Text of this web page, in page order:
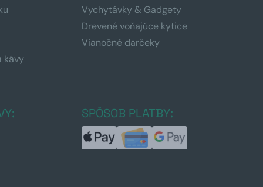
kávy
Vychytávky & Gadgety
Drevené voňajúce kytice
Vianočné darčeky
SPÔSOB PLATBY: